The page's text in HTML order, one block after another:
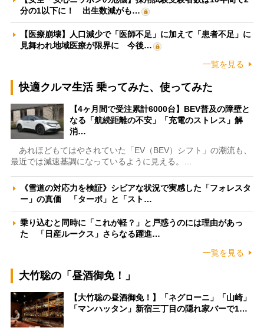
分の1以下に！ 出生数減がも…
【医療崩壊】人口減少で「医師不足」に加えて「患者不足」に
見舞われ地域医療が限界に 今後…
一覧を見る
快適クルマ生活 乗ってみた、使ってみた
【4ヶ月間で受注累計6000台】BEV普及の障壁と
なる「航続距離の不安」「充電のストレス」解
消…
あれほどもてはやされていた「EV（BEV）シフト」の潮流も、
最近では減速基調になっているように見える。…
《雪道の対応力を検証》シビアな状況で実感した「フォレスタ
ー」の真価 「ターボ」と「スト…
乗り込むと同時に「これが軽？」と戸惑うのには理由があっ
た 「日産ルークス」さらなる躍進…
一覧を見る
大竹聡の「昼酒御免！」
【大竹聡の昼酒御免！】「ネグローニ」「山崎」
「マンハッタン」新宿三丁目の隠れ家バーで1…